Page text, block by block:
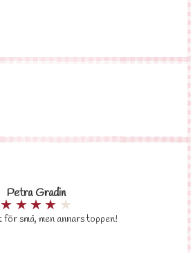
Petra Gradin
★ ★★★ ★
för små, men annars toppen!